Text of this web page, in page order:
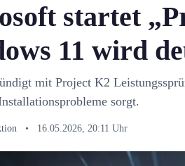
startet
11 wird
mit Project K2
sorgt.
• 16.05.2026, 20:11 Uhr